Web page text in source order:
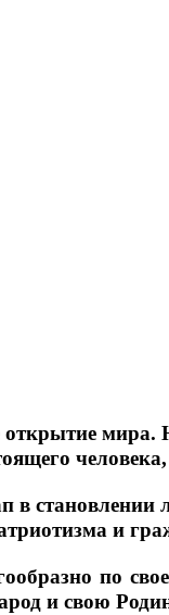
открытие
в
и
по
и свою